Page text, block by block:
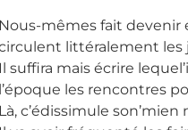
Nous-mêmes fait devenir
littéralement les
Il suffira mais écrire
l’époque les rencontres
Là, c’édissimule